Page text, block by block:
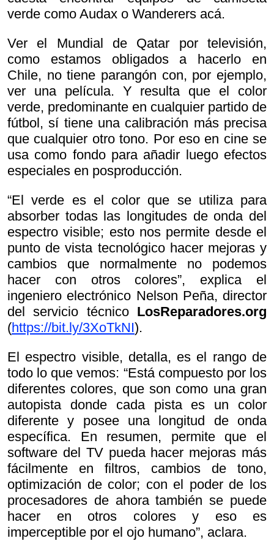
verde como Audax o Wanderers acá.
Ver el Mundial de Qatar por televisión,
como estamos obligados a hacerlo en
Chile, no tiene parangón con, por ejemplo,
ver una película. Y resulta que el color
verde, predominante en cualquier partido de
fútbol, sí tiene una calibración más precisa
que cualquier otro tono. Por eso en cine se
usa como fondo para añadir luego efectos
especiales en posproducción.
“El verde es el color que se utiliza para
absorber todas las longitudes de onda del
espectro visible; esto nos permite desde el
punto de vista tecnológico hacer mejoras y
cambios que normalmente no podemos
hacer con otros colores”, explica el
ingeniero electrónico Nelson Peña, director
del servicio técnico LosReparadores.org
(https://bit.ly/3XoTkNI).
El espectro visible, detalla, es el rango de
todo lo que vemos: “Está compuesto por los
diferentes colores, que son como una gran
autopista donde cada pista es un color
diferente y posee una longitud de onda
específica. En resumen, permite que el
software del TV pueda hacer mejoras más
fácilmente en filtros, cambios de tono,
optimización de color; con el poder de los
procesadores de ahora también se puede
hacer en otros colores y eso es
imperceptible por el ojo humano”, aclara.